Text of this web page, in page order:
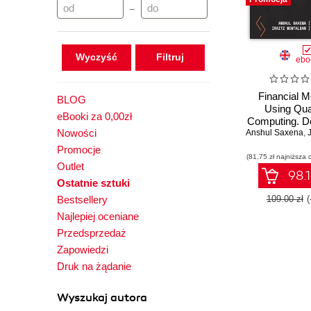
–
Wyczyść
BLOG
eBooki za 0,00zł
Nowości
Promocje
Outlet
Ostatnie sztuki
Bestsellery
Najlepiej oceniane
Przedsprzedaż
Zapowiedzi
Druk na żądanie
Wyszukaj autora
Financial
Using
Computing.
manage
solutions for
analysis and
Anshul Saxena,
(81,75 zł najniższa
109.00 zł